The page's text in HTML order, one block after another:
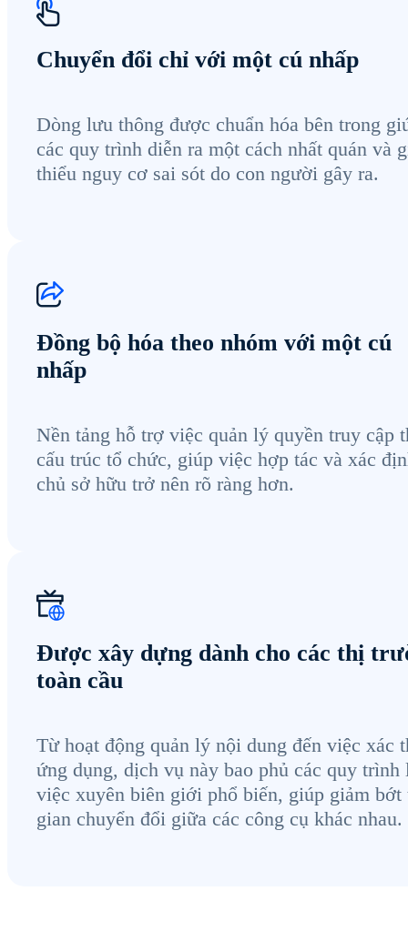
Chuyển đổi chỉ với một cú nhấp
Dòng lưu thông được chuẩn hóa bên trong
các quy trình diễn ra một cách nhất quán và
thiểu nguy cơ sai sót do con người gây ra.
Đồng bộ hóa theo nhóm với một cú
nhấp
Nền tảng hỗ trợ việc quản lý quyền truy cập
cấu trúc tổ chức, giúp việc hợp tác và xác
chủ sở hữu trở nên rõ ràng hơn.
Được xây dựng dành cho các thị
toàn cầu
Từ hoạt động quản lý nội dung đến việc xác
ứng dụng, dịch vụ này bao phủ các quy trình
việc xuyên biên giới phổ biến, giúp giảm bớt
gian chuyển đổi giữa các công cụ khác nhau.